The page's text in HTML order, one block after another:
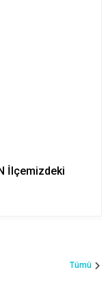
İlçemizdeki
Tümü